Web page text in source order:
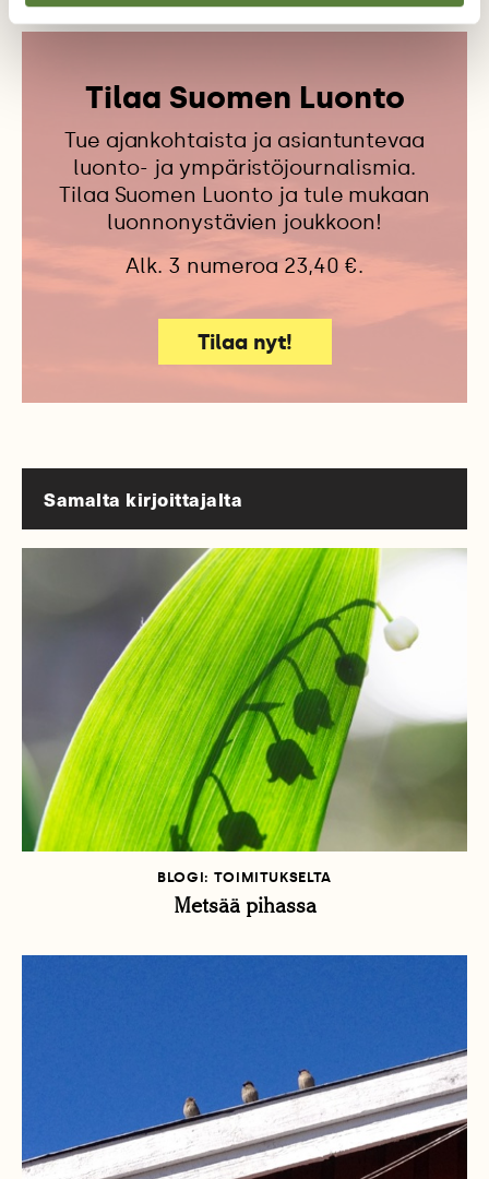
Tilaa Suomen Luonto
Tue ajankohtaista ja asiantuntevaa
luonto- ja ympäristöjournalismia.
Tilaa Suomen Luonto ja tule mukaan
luonnonystävien joukkoon!
Alk. 3 numeroa 23,40 €.
Tilaa nyt!
Samalta kirjoittajalta
BLOGI: TOIMITUKSELTA
Metsää pihassa